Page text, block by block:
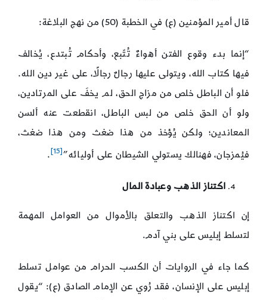
قال أمير المؤمنين (ع) في الخطبة (50) من نهج البلاغة:
“إنما بدء وقوع الفتن أهواءٌ تُتّبع، وأحكام تُبتدع، يُخالف
فيها كتاب الله، ويتولى عليها رجالٌ رجالًا، على غير دين الله.
فلو أن الباطل خلص من مزاج الحق، لم يخفَ على المرتادين،
ولو أن الحق خلص من لبس الباطل، انقطعت عنه ألسن
المعاندين؛ ولكن يُؤخذ من هذا ضغث ومن هذا ضغث،
فيُمزجان، فهنالك يستولي الشيطان على أوليائه”[15]
.
اكتناز الذهب وعبادة المال
إن اكتناز الذهب والتعلق بالأموال من العوامل المهمة
لتسلط إبليس على بني آدم.
كما جاء في الروايات أن الكسب الحرام من عوامل تسلط
إبليس على الإنسان، فقد رُوي عن الإمام الصادق (ع): “يقول